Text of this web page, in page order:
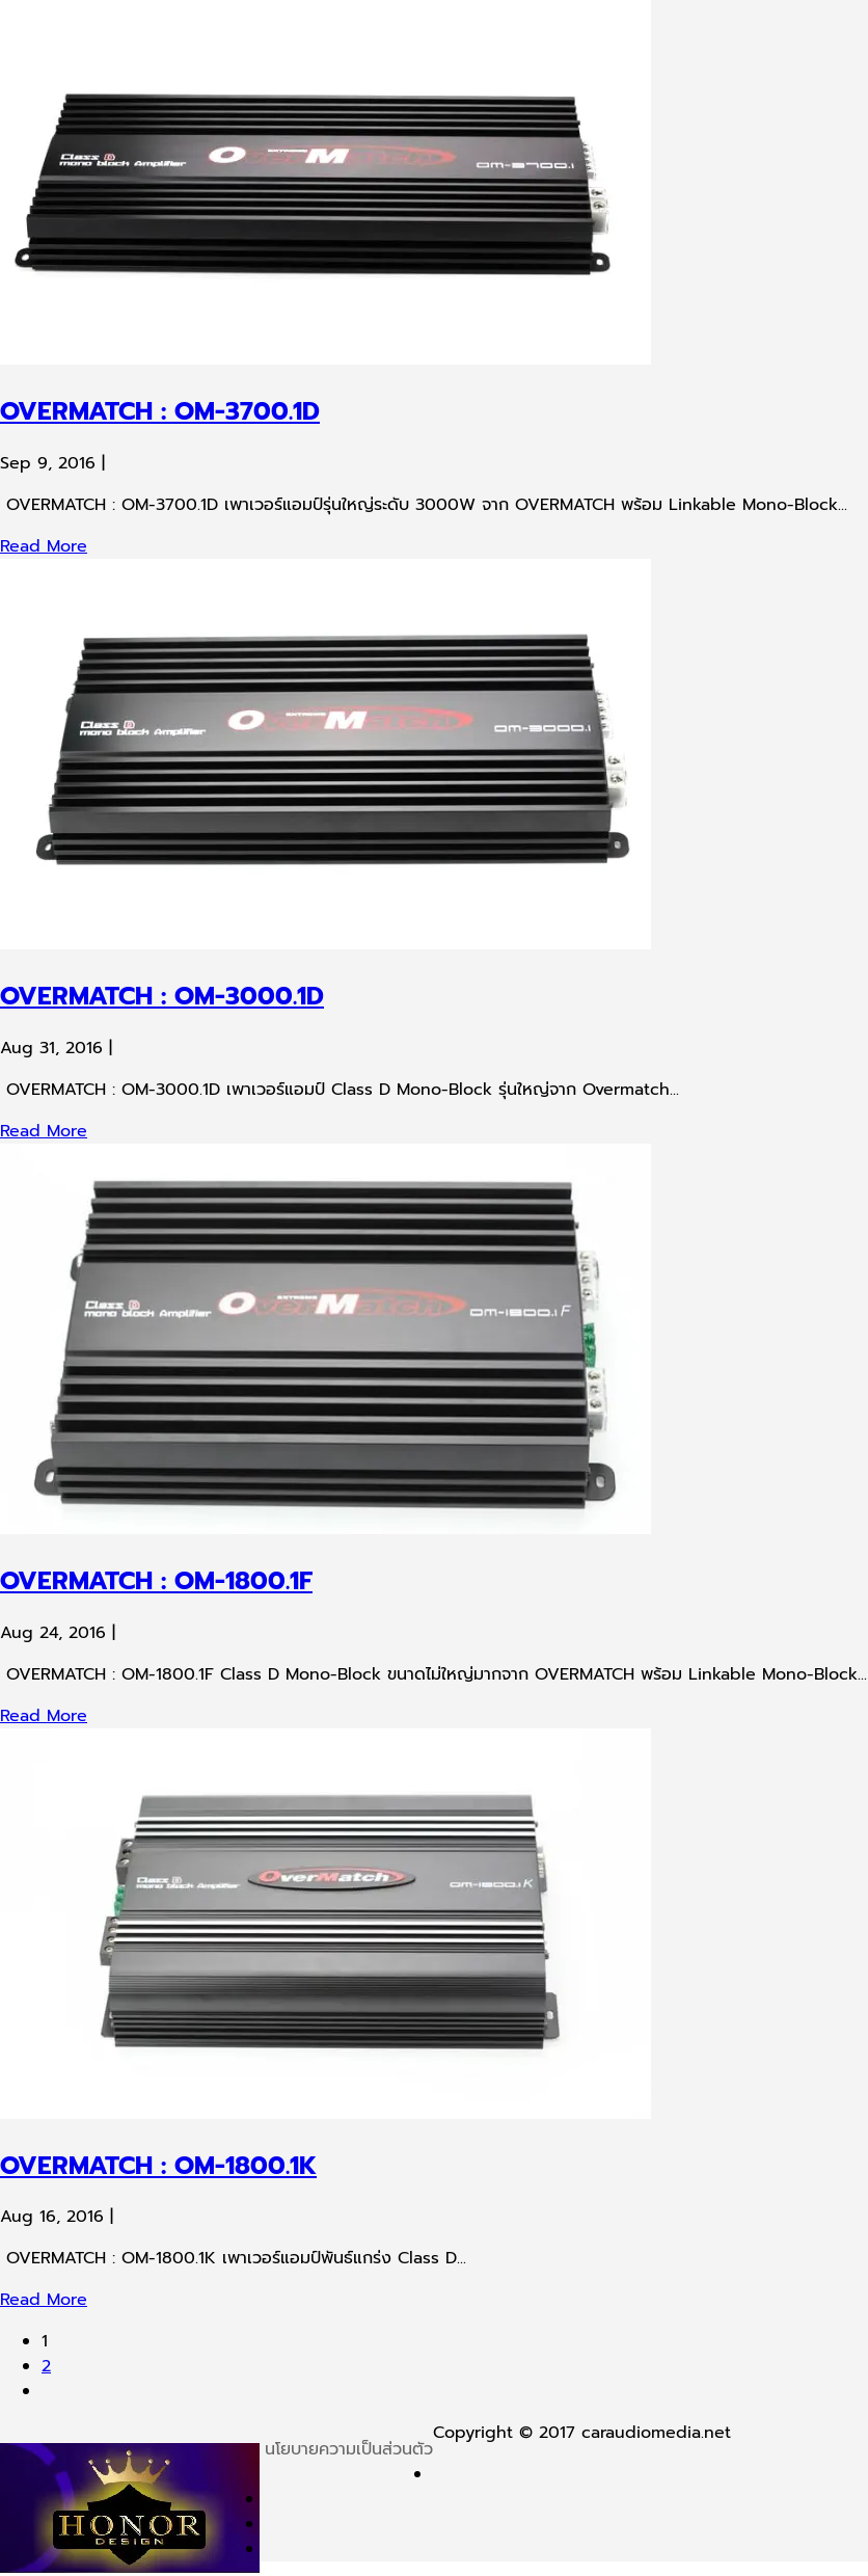
OVERMATCH : OM-3700.1D
Sep 9, 2016 |
OVERMATCH : OM-3700.1D เพาเวอร์แอมป์รุ่นใหญ่ระดับ 3000W จาก OVERMATCH พร้อม Linkable Mono-Block...
Read More
OVERMATCH : OM-3000.1D
Aug 31, 2016 |
OVERMATCH : OM-3000.1D เพาเวอร์แอมป์ Class D Mono-Block รุ่นใหญ่จาก Overmatch...
Read More
OVERMATCH : OM-1800.1F
Aug 24, 2016 |
OVERMATCH : OM-1800.1F Class D Mono-Block ขนาดไม่ใหญ่มากจาก OVERMATCH พร้อม Linkable Mono-Block...
Read More
OVERMATCH : OM-1800.1K
Aug 16, 2016
OVERMATCH : OM-1800.1K เพาเวอร์แอมป์พันธ์แกร่ง Class D...
Read More
1
2
นโยบายความเป็นส่วนตัว
Copyright © 2017 caraudiomedia.net